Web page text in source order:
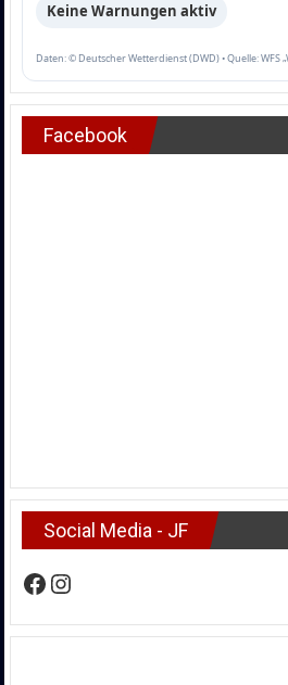
Keine Warnungen aktiv
Daten: © Deutscher Wetterdienst (DWD) • Quelle: WFS
Facebook
Social Media - JF
Facebook
Instagram